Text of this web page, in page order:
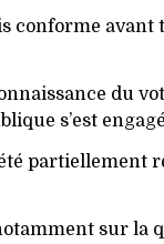
conforme
du
s’est
partiellement
sur la